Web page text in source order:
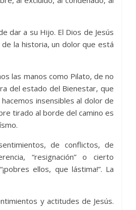
dar a su Hijo. El Dios de Jesús
la historia, un dolor que está
las manos como Pilato, de no
del estado del Bienestar, que
insensibles al dolor de
tirado al borde del camino es
de conflictos, de
“resignación” o cierto
ellos, que lástima!”. La
y actitudes de Jesús.